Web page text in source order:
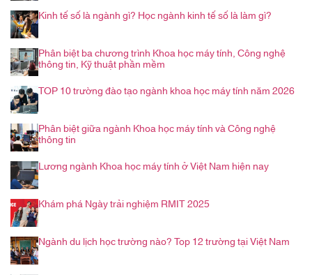
Kinh tế số là ngành gì? Học ngành kinh tế số là làm gì?
Phân biệt ba chương trình Khoa học máy tính, Công nghệ
thông tin, Kỹ thuật phần mềm
TOP 10 trường đào tạo ngành khoa học máy tính năm 2026
Phân biệt giữa ngành Khoa học máy tính và Công nghệ
thông tin
Lương ngành Khoa học máy tính ở Việt Nam hiện nay
Khám phá Ngày trải nghiệm RMIT 2025
Ngành du lịch học trường nào? Top 12 trường tại Việt Nam